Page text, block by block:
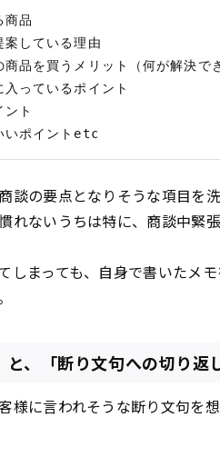
商品
案している理由
商品を買うメリット（何が解決で
入っているポイント
ント
談の要点となりそうな項目を
れないうちは特に、商談中緊
しまっても、自身で書いたメ
と、「断り文句への切り返
様に言われそうな断り文句を